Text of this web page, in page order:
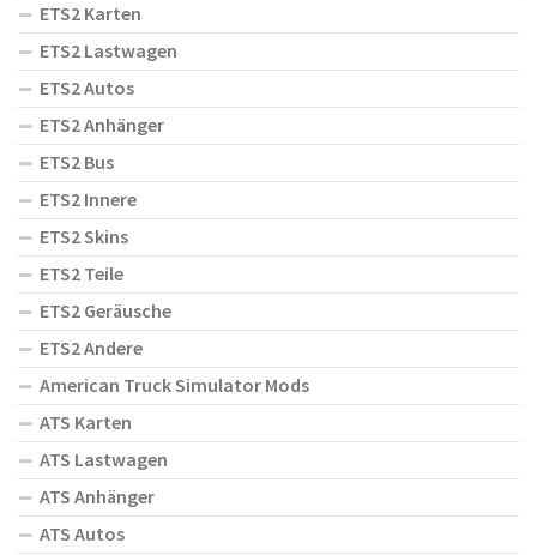
ETS2 Karten
ETS2 Lastwagen
ETS2 Autos
ETS2 Anhänger
ETS2 Bus
ETS2 Innere
ETS2 Skins
ETS2 Teile
ETS2 Geräusche
ETS2 Andere
American Truck Simulator Mods
ATS Karten
ATS Lastwagen
ATS Anhänger
ATS Autos